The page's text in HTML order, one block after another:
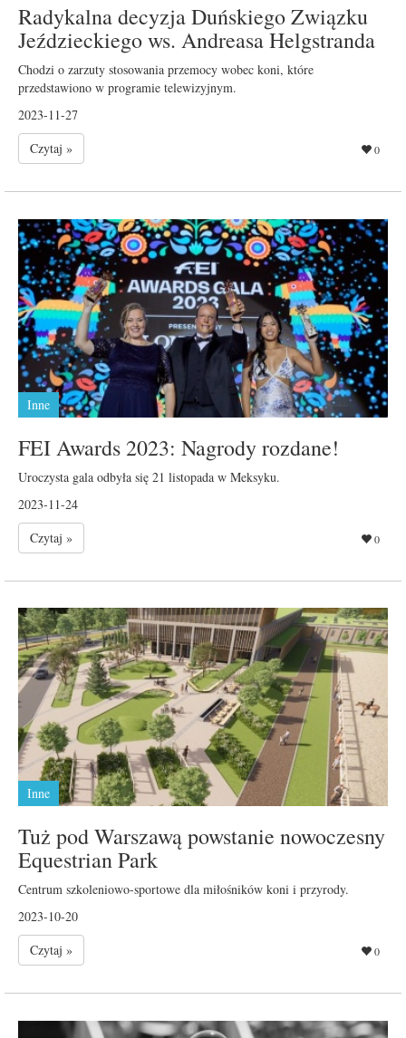
Radykalna decyzja Duńskiego Związku
Jeździeckiego ws. Andreasa Helgstranda
Chodzi o zarzuty stosowania przemocy wobec koni, które
przedstawiono w programie telewizyjnym.
2023-11-27
Czytaj »
0
Inne
FEI Awards 2023: Nagrody rozdane!
Uroczysta gala odbyła się 21 listopada w Meksyku.
2023-11-24
Czytaj »
0
Inne
Tuż pod Warszawą powstanie nowoczesny
Equestrian Park
Centrum szkoleniowo-sportowe dla miłośników koni i przyrody.
2023-10-20
Czytaj »
0